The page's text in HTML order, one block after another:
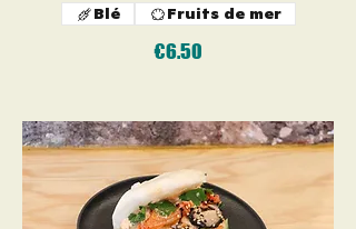
€6.50
Blé Fruits de mer